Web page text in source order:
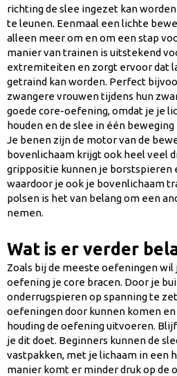
richting de slee ingezet kan
te leunen. Eenmaal een lichte
alleen meer om en om een stap
manier van trainen is uitstekend
extremiteiten en zorgt ervoor dat
getraind kan worden. Perfect
zwangere vrouwen tijdens hun
goede core-oefening, omdat je je
houden en de slee in één
Je benen zijn de motor van de
bovenlichaam krijgt ook heel veel
grippositie kunnen je borstspieren
waardoor je ook je bovenlichaam
polsen is het van belang om een
nemen.
Wat is er verder
Zoals bij de meeste oefeningen wil
oefening je core bracen. Door je
onderrugspieren op spanning te
oefeningen door kunnen komen
houding de oefening uitvoeren.
je dit doet. Beginners kunnen de
vastpakken, met je lichaam in een
manier komt er minder druk op de